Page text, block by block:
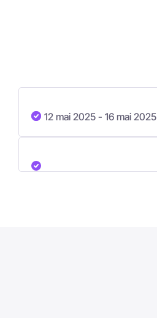
12 mai 2025 - 16 mai 2025